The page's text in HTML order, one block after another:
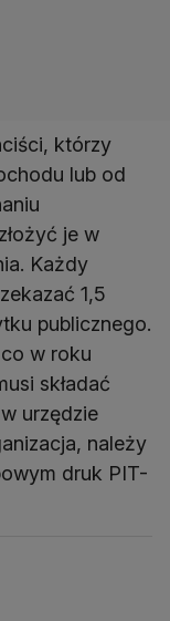
którzy
lub od
je w
Każdy
1,5
publicznego.
w roku
składać
urzędzie
należy
druk PIT-